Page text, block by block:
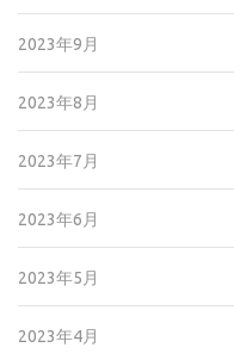
2023年9月
2023年8月
2023年7月
2023年6月
2023年5月
2023年4月